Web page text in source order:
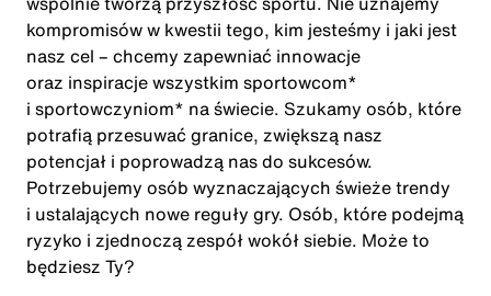
kompromisów w kwestii tego, kim jesteśmy i jaki jest
nasz cel – chcemy zapewniać innowacje
oraz inspiracje wszystkim sportowcom*
i sportowczyniom* na świecie. Szukamy osób, które
potrafią przesuwać granice, zwiększą nasz
potencjał i poprowadzą nas do sukcesów.
Potrzebujemy osób wyznaczających świeże trendy
i ustalających nowe reguły gry. Osób, które podejmą
ryzyko i zjednoczą zespół wokół siebie. Może to
będziesz Ty?